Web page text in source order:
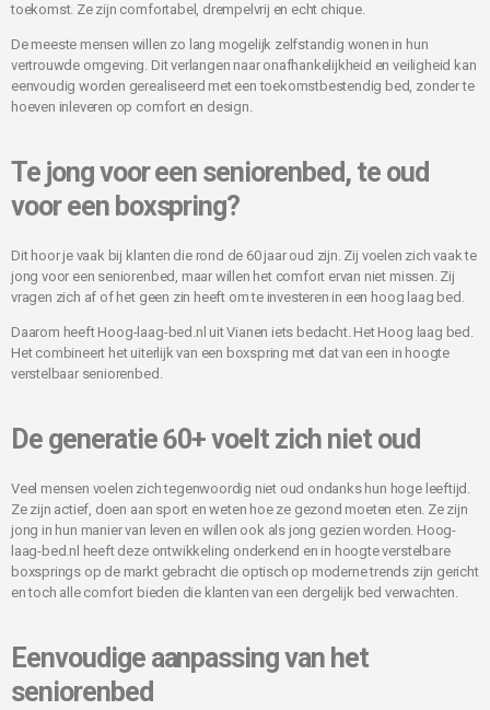
toekomst. Ze zijn comfortabel, drempelvrij en echt chique.
De meeste mensen willen zo lang mogelijk zelfstandig wonen in hun
vertrouwde omgeving. Dit verlangen naar onafhankelijkheid en veiligheid kan
eenvoudig worden gerealiseerd met een toekomstbestendig bed, zonder te
hoeven inleveren op comfort en design.
Te jong voor een seniorenbed, te oud
voor een boxspring?
Dit hoor je vaak bij klanten die rond de 60 jaar oud zijn. Zij voelen zich vaak te
jong voor een seniorenbed, maar willen het comfort ervan niet missen. Zij
vragen zich af of het geen zin heeft om te investeren in een hoog laag bed.
Daarom heeft Hoog-laag-bed.nl uit Vianen iets bedacht. Het Hoog laag bed.
Het combineert het uiterlijk van een boxspring met dat van een in hoogte
verstelbaar seniorenbed.
De generatie 60+ voelt zich niet oud
Veel mensen voelen zich tegenwoordig niet oud ondanks hun hoge leeftijd.
Ze zijn actief, doen aan sport en weten hoe ze gezond moeten eten. Ze zijn
jong in hun manier van leven en willen ook als jong gezien worden. Hoog-
laag-bed.nl heeft deze ontwikkeling onderkend en in hoogte verstelbare
boxsprings op de markt gebracht die optisch op moderne trends zijn gericht
en toch alle comfort bieden die klanten van een dergelijk bed verwachten.
Eenvoudige aanpassing van het
seniorenbed